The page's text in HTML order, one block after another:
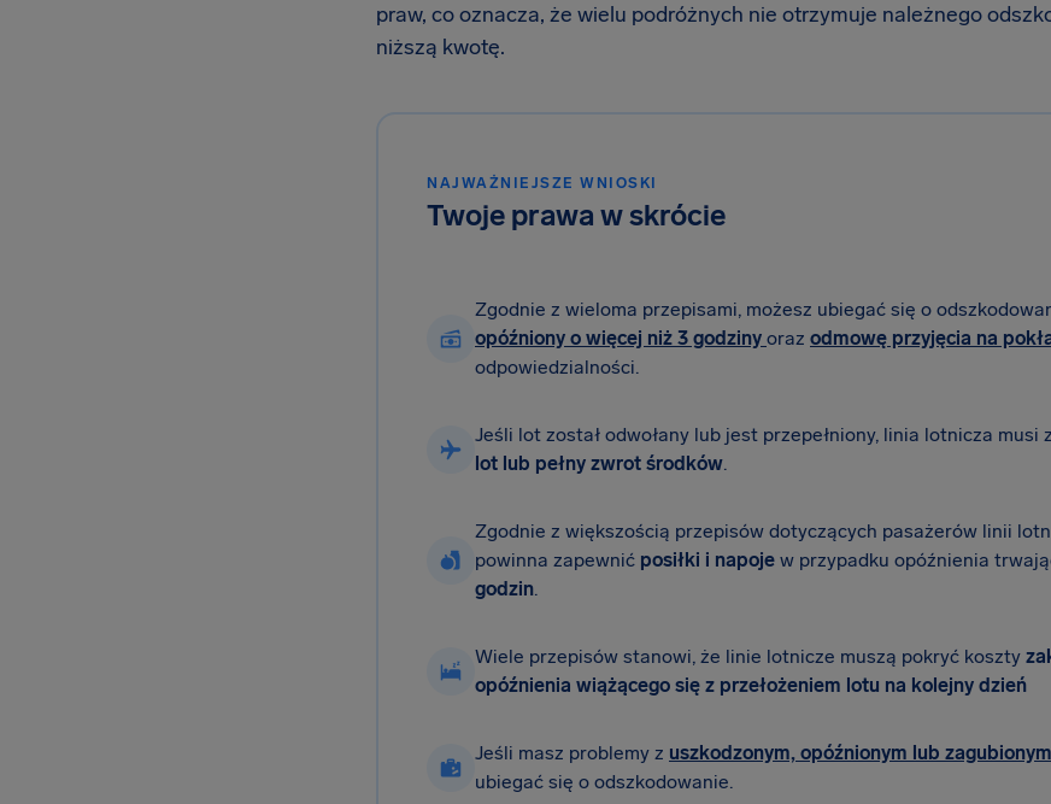
praw, co oznacza, że wielu podróżnych nie otrzymuje należnego
niższą kwotę.
NAJWAŻNIEJSZE WNIOSKI
Twoje prawa w skrócie
Zgodnie z wieloma przepisami, możesz ubiegać się o
opóźniony o więcej niż 3 godziny oraz odmowę przyjęcia na
odpowiedzialności.
Jeśli lot został odwołany lub jest przepełniony, linia lotnicza musi
lot lub pełny zwrot środków.
Zgodnie z większością przepisów dotyczących pasażerów linii
powinna zapewnić posiłki i napoje w przypadku opóźnienia
godzin.
Wiele przepisów stanowi, że linie lotnicze muszą pokryć koszty
opóźnienia wiążącego się z przełożeniem lotu na kolejny dzień
Jeśli masz problemy z uszkodzonym, opóźnionym lub
ubiegać się o odszkodowanie.